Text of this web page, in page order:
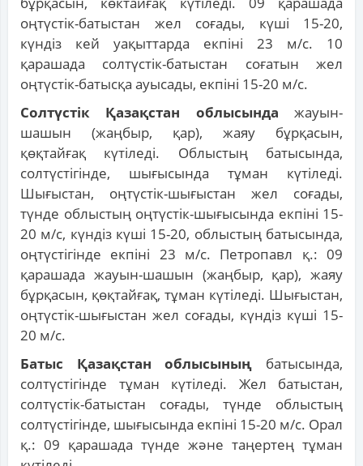
оңтүстік-батыстан жел соғады, күші 15-20,
күндіз кей уақыттарда екпіні 23 м/с. 10
қарашада солтүстік-батыстан соғатын жел
оңтүстік-батысқа ауысады, екпіні 15-20 м/с.
Солтүстік Қазақстан облысында жауын-
шашын (жаңбыр, қар), жаяу бұрқасын,
қөқтайғақ күтіледі. Облыстың батысында,
солтүстігінде, шығысында тұман күтіледі.
Шығыстан, оңтүстік-шығыстан жел соғады,
түнде облыстың оңтүстік-шығысында екпіні 15-
20 м/с, күндіз күші 15-20, облыстың батысында,
оңтүстігінде екпіні 23 м/с. Петропавл қ.: 09
қарашада жауын-шашын (жаңбыр, қар), жаяу
бұрқасын, қөқтайғақ, тұман күтіледі. Шығыстан,
оңтүстік-шығыстан жел соғады, күндіз күші 15-
20 м/с.
Батыс Қазақстан облысының батысында,
солтүстігінде тұман күтіледі. Жел батыстан,
солтүстік-батыстан соғады, түнде облыстың
солтүстігінде, шығысында екпіні 15-20 м/с. Орал
қ.: 09 қарашада түнде және таңертең тұман